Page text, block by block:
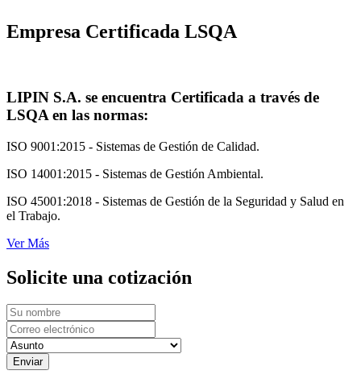
Empresa Certificada LSQA
LIPIN S.A. se encuentra Certificada a través de
LSQA en las normas:
ISO 9001:2015 - Sistemas de Gestión de Calidad.
ISO 14001:2015 - Sistemas de Gestión Ambiental.
ISO 45001:2018 - Sistemas de Gestión de la Seguridad y Salud en
el Trabajo.
Ver Más
Solicite una cotización
Enviar